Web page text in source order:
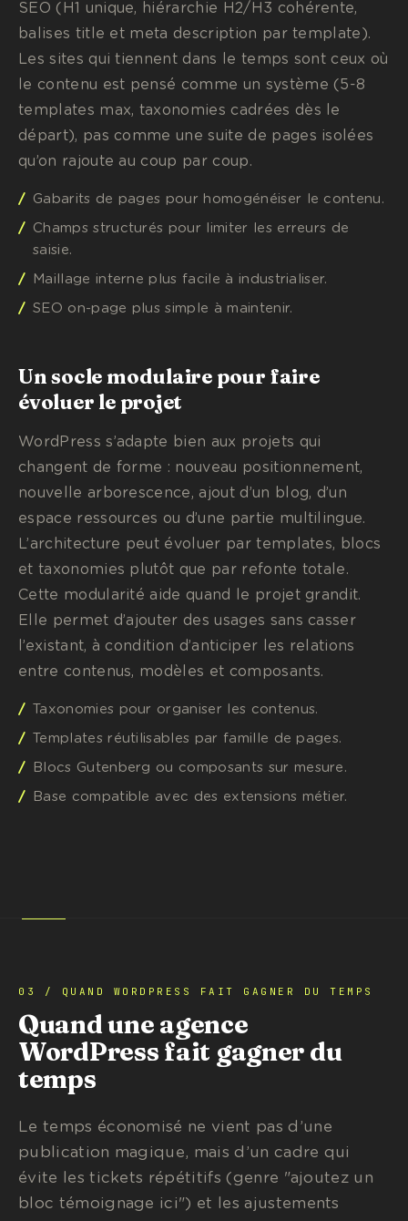
SEO (H1 unique, hiérarchie H2/H3 cohérente,
balises title et meta description par template).
Les sites qui tiennent dans le temps sont ceux où
le contenu est pensé comme un système (5-8
templates max, taxonomies cadrées dès le
départ), pas comme une suite de pages isolées
qu’on rajoute au coup par coup.
Gabarits de pages pour homogénéiser le contenu.
Champs structurés pour limiter les erreurs de
saisie.
Maillage interne plus facile à industrialiser.
SEO on-page plus simple à maintenir.
Un socle modulaire pour faire
évoluer le projet
WordPress s’adapte bien aux projets qui
changent de forme : nouveau positionnement,
nouvelle arborescence, ajout d’un blog, d’un
espace ressources ou d’une partie multilingue.
L’architecture peut évoluer par templates, blocs
et taxonomies plutôt que par refonte totale.
Cette modularité aide quand le projet grandit.
Elle permet d’ajouter des usages sans casser
l’existant, à condition d’anticiper les relations
entre contenus, modèles et composants.
Taxonomies pour organiser les contenus.
Templates réutilisables par famille de pages.
Blocs Gutenberg ou composants sur mesure.
Base compatible avec des extensions métier.
03 / QUAND WORDPRESS FAIT GAGNER DU TEMPS
Quand une agence
WordPress fait gagner du
temps
Le temps économisé ne vient pas d’une
publication magique, mais d’un cadre qui
évite les tickets répétitifs (genre "ajoutez un
bloc témoignage ici") et les ajustements